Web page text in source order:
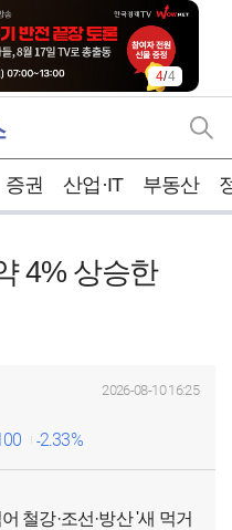
4/4
증권 산업·IT 부동산
4% 상승한
2026-08-10 16:25
2.33%
철강·조선·방산 '새 먹거